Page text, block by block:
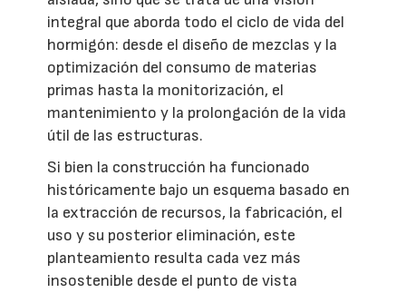
integral que aborda todo el ciclo de vida del
hormigón: desde el diseño de mezclas y la
optimización del consumo de materias
primas hasta la monitorización, el
mantenimiento y la prolongación de la vida
útil de las estructuras.
Si bien la construcción ha funcionado
históricamente bajo un esquema basado en
la extracción de recursos, la fabricación, el
uso y su posterior eliminación, este
planteamiento resulta cada vez más
insostenible desde el punto de vista